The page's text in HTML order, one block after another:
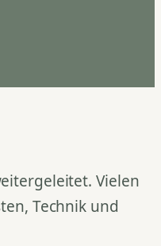
Vielen
Technik und